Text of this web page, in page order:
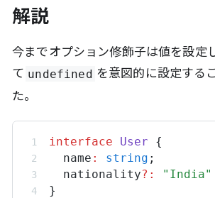
解説
今までオプション修飾子は値を設定
て undefined を意図的に設定する
た。
interface User {
name : string ;
nationality?: "India"
}